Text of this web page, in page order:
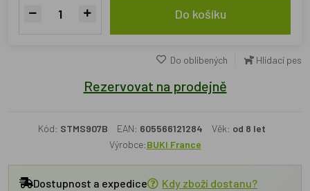
Do košíku
Do oblíbených Hlídací pes
Rezervovat na prodejně
Kód: STMS907B EAN: 605566121284 Věk: od 8 let
Výrobce:BUKI France
Dostupnost a expedice Kdy zboží dostanu?